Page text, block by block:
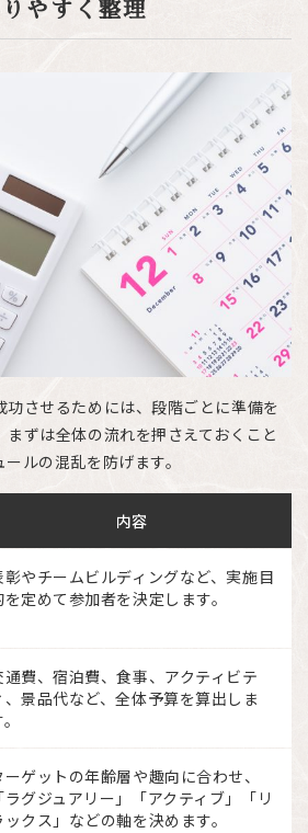
やすく整理
功させるためには、段階ごとに準備を
ずは全体の流れを押さえておくこと
ルの混乱を防げます。
内容
彰やチームビルディングなど、実施目
を定めて参加者を決定します。
通費、宿泊費、食事、アクティビテ
、景品代など、全体予算を算出しま
ーゲットの年齢層や趣向に合わせ、
「ラグジュアリー」「アクティブ」「リ
ックス」などの軸を決めます。